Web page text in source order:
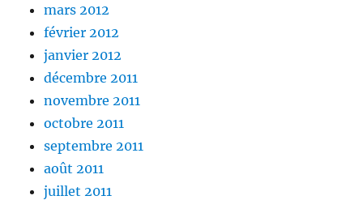
mars 2012
février 2012
janvier 2012
décembre 2011
novembre 2011
octobre 2011
septembre 2011
août 2011
juillet 2011